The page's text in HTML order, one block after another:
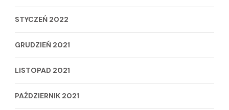
STYCZEŃ 2022
GRUDZIEŃ 2021
LISTOPAD 2021
PAŹDZIERNIK 2021